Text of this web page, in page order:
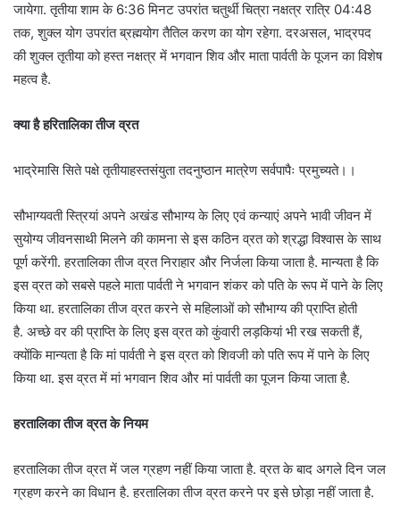
जायेगा. तृतीया शाम के 6:36 मिनट उपरांत चतुर्थी चित्रा नक्षत्र रात्रि 04:48
तक, शुक्ल योग उपरांत ब्रह्मयोग तैतिल करण का योग रहेगा. दरअसल, भाद्रपद
की शुक्ल तृतीया को हस्त नक्षत्र में भगवान शिव और माता पार्वती के पूजन का विशेष
महत्व है.
क्या है हरितालिका तीज व्रत
भाद्रेमासि सिते पक्षे तृतीयाहस्तसंयुता तदनुष्ठान मात्रेण सर्वपापैः प्रमुच्यते।।
सौभाग्यवती स्त्रियां अपने अखंड सौभाग्य के लिए एवं कन्याएं अपने भावी जीवन में
सुयोग्य जीवनसाथी मिलने की कामना से इस कठिन व्रत को श्रद्धा विश्वास के साथ
पूर्ण करेंगी. हरतालिका तीज व्रत निराहार और निर्जला किया जाता है. मान्यता है कि
इस व्रत को सबसे पहले माता पार्वती ने भगवान शंकर को पति के रूप में पाने के लिए
किया था. हरतालिका तीज व्रत करने से महिलाओं को सौभाग्य की प्राप्ति होती
है. अच्छे वर की प्राप्ति के लिए इस व्रत को कुंवारी लड़कियां भी रख सकती हैं,
क्योंकि मान्यता है कि मां पार्वती ने इस व्रत को शिवजी को पति रूप में पाने के लिए
किया था. इस व्रत में मां भगवान शिव और मां पार्वती का पूजन किया जाता है.
हरतालिका तीज व्रत के नियम
हरतालिका तीज व्रत में जल ग्रहण नहीं किया जाता है. व्रत के बाद अगले दिन जल
ग्रहण करने का विधान है. हरतालिका तीज व्रत करने पर इसे छोड़ा नहीं जाता है.